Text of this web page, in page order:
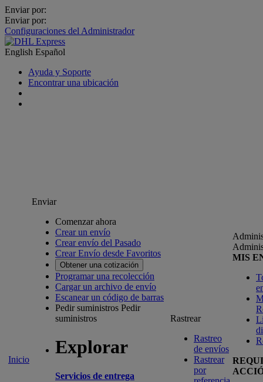
Enviar por:
Enviar por:
Configuraciones del Administrador
English Español
Ayuda y Soporte
Encontrar una ubicación
Inicio
Enviar
Comenzar ahora
Crear un envío
Crear envío del Pasado
Crear Envío desde Favoritos
Obtener una cotización
Programar una recolección
Cargar un archivo de envío
Escanear un código de barras
Pedir suministros Pedir
suministros
Explorar
Servicios de entrega
Rastrear
Rastreo
de envíos
Rastrear
por
MIS